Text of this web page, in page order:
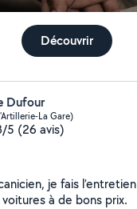
Découvrir
Dufour
La Gare)
5 (26 avis)
je fais
à de bons prix.